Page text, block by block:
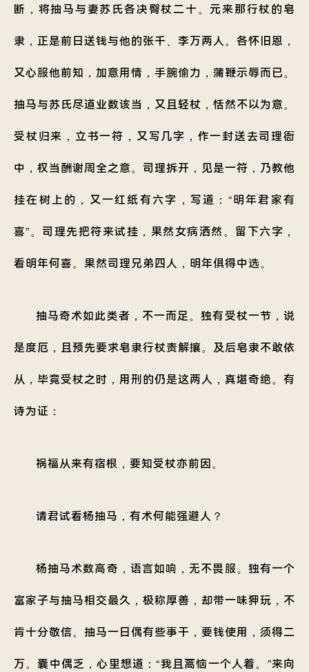
断，将抽马与妻苏氏各决臀杖二十。元来那行杖的皂
隶，正是前日送钱与他的张千、李万两人。各怀旧恩，
又心服他前知，加意用情，手腕偷力，蒲鞭示辱而已。
抽马与苏氏尽道业数该当，又且轻杖，恬然不以为意。
受杖归来，立书一符，又写几字，作一封送去司理衙
中，权当酬谢周全之意。司理拆开，见是一符，乃教他
挂在树上的，又一红纸有六字，写道：“明年君家有
喜”。司理先把符来试挂，果然女病洒然。留下六字，
看明年何喜。果然司理兄弟四人，明年俱得中选。
抽马奇术如此类者，不一而足。独有受杖一节，说
是度厄，且预先要求皂隶行杖责解攘。及后皂隶不敢依
从，毕竟受杖之时，用刑的仍是这两人，真堪奇绝。有
诗为证：
祸福从来有宿根，要知受杖亦前因。
请君试看杨抽马，有术何能强避人？
杨抽马术数高奇，语言如响，无不畏服。独有一个
富家子与抽马相交最久，极称厚善，却带一味狎玩，不
肯十分敬信。抽马一日偶有些事干，要钱使用，须得二
万。囊中偶乏，心里想道：“我且蒿恼一个人着。”来向